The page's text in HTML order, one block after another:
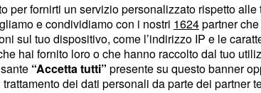
per fornirti un servizio personalizzato rispetto alle
e condividiamo con i nostri 1624partner
sul tuo dispositivo, come l’indirizzo IP e le
hai fornito loro o che hanno raccolto dal tuo
“Accetta tutti” presente su questo banner
dei dati personali da parte dei partner